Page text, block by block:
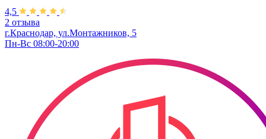
4,5
2 отзыва
г.Краснодар, ул.Монтажников, 5
Пн-Вс 08:00-20:00